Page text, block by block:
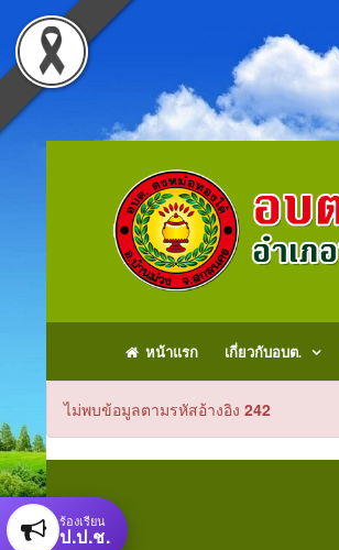
หน้าแรก เกี่ยวกับอบต.
ไม่พบข้อมูลตามรหัสอ้างอิง 242
ร้องเรียน
ป.ป.ช.